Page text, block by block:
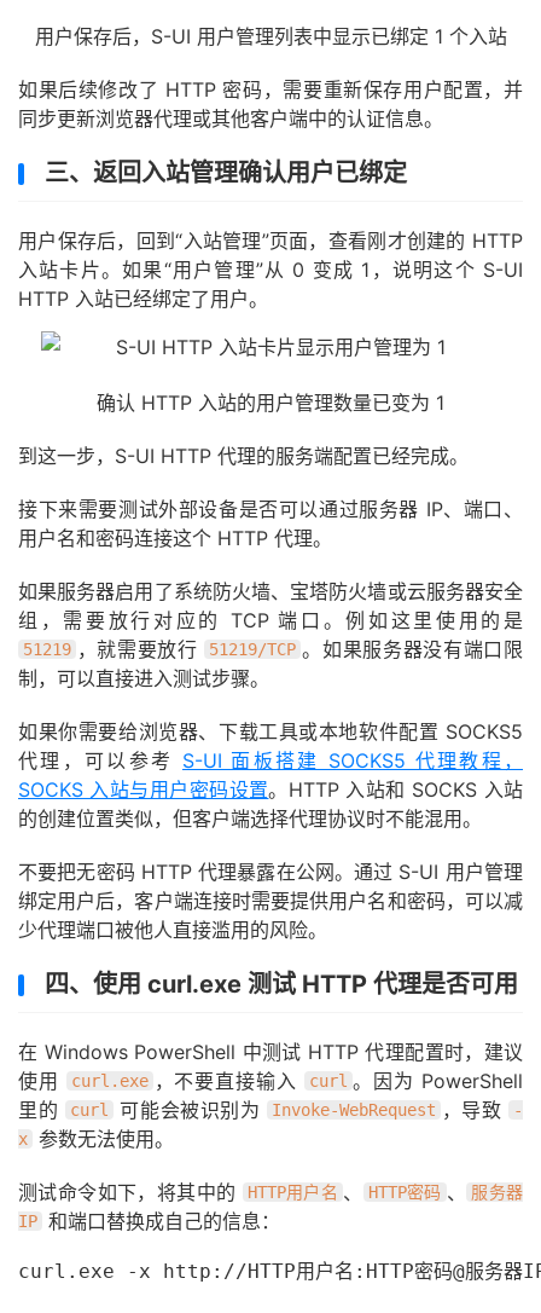
用户保存后，S-UI 用户管理列表中显示已绑定 1 个入站
如果后续修改了 HTTP 密码，需要重新保存用户配置，并
同步更新浏览器代理或其他客户端中的认证信息。
三、返回入站管理确认用户已绑定
用户保存后，回到“入站管理”页面，查看刚才创建的 HTTP
入站卡片。如果“用户管理”从 0 变成 1，说明这个 S-UI
HTTP 入站已经绑定了用户。
确认 HTTP 入站的用户管理数量已变为 1
到这一步，S-UI HTTP 代理的服务端配置已经完成。
接下来需要测试外部设备是否可以通过服务器 IP、端口、
用户名和密码连接这个 HTTP 代理。
如果服务器启用了系统防火墙、宝塔防火墙或云服务器安全
组，需要放行对应的 TCP 端口。例如这里使用的是
51219 ，就需要放行 51219/TCP 。如果服务器没有端口限
制，可以直接进入测试步骤。
如果你需要给浏览器、下载工具或本地软件配置 SOCKS5
代理，可以参考 S-UI 面板搭建 SOCKS5 代理教程，
SOCKS 入站与用户密码设置。HTTP 入站和 SOCKS 入站
的创建位置类似，但客户端选择代理协议时不能混用。
不要把无密码 HTTP 代理暴露在公网。通过 S-UI 用户管理
绑定用户后，客户端连接时需要提供用户名和密码，可以减
少代理端口被他人直接滥用的风险。
四、使用 curl.exe 测试 HTTP 代理是否可用
在 Windows PowerShell 中测试 HTTP 代理配置时，建议
使用
curl.exe ，不要直接输入 curl 。因为 PowerShell
里的
curl 可能会被识别为 Invoke-WebRequest ，导致
-
x 参数无法使用。
测试命令如下，将其中的 HTTP用户名 、 HTTP密码 、
服务器
IP 和端口替换成自己的信息：
curl.exe -x http://HTTP用户名:HTTP密码@服